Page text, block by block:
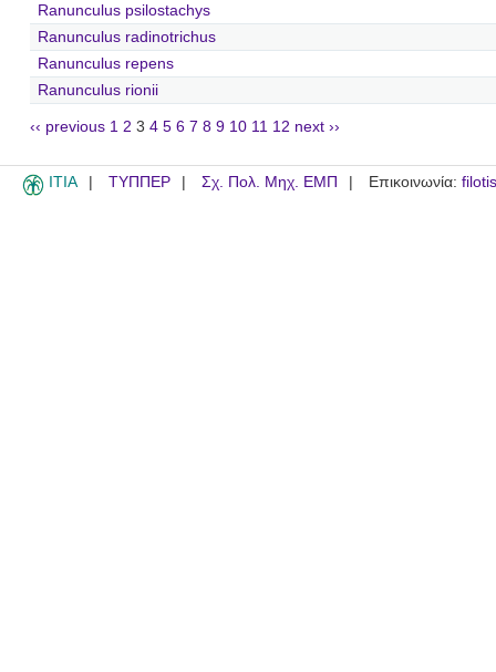
Ranunculus psilostachys
Ranunculus radinotrichus
Ranunculus repens
Ranunculus rionii
‹‹ previous 1 2 3 4 5 6 7 8 9 10 11 12 next ››
ITIA ΤΥΠΠΕΡ Σχ. Πολ. Μηχ. ΕΜΠ Επικοινωνία: